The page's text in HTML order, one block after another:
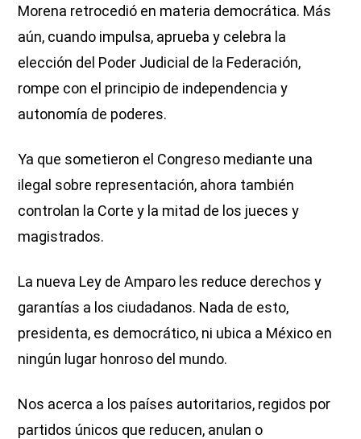
Morena retrocedió en materia democrática. Más
aún, cuando impulsa, aprueba y celebra la
elección del Poder Judicial de la Federación,
rompe con el principio de independencia y
autonomía de poderes.
Ya que sometieron el Congreso mediante una
ilegal sobre representación, ahora también
controlan la Corte y la mitad de los jueces y
magistrados.
La nueva Ley de Amparo les reduce derechos y
garantías a los ciudadanos. Nada de esto,
presidenta, es democrático, ni ubica a México en
ningún lugar honroso del mundo.
Nos acerca a los países autoritarios, regidos por
partidos únicos que reducen, anulan o